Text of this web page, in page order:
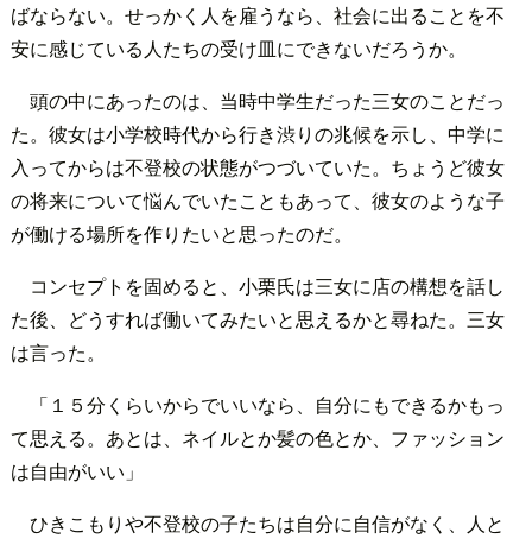
ばならない。せっかく人を雇うなら、社会に出ることを不
安に感じている人たちの受け皿にできないだろうか。
頭の中にあったのは、当時中学生だった三女のことだっ
た。彼女は小学校時代から行き渋りの兆候を示し、中学に
入ってからは不登校の状態がつづいていた。ちょうど彼女
の将来について悩んでいたこともあって、彼女のような子
が働ける場所を作りたいと思ったのだ。
コンセプトを固めると、小栗氏は三女に店の構想を話し
た後、どうすれば働いてみたいと思えるかと尋ねた。三女
は言った。
「１５分くらいからでいいなら、自分にもできるかもっ
て思える。あとは、ネイルとか髪の色とか、ファッション
は自由がいい」
ひきこもりや不登校の子たちは自分に自信がなく、人と